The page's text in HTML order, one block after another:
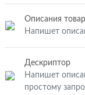
Описания
Напишет
Дескриптор
Напишет
простому